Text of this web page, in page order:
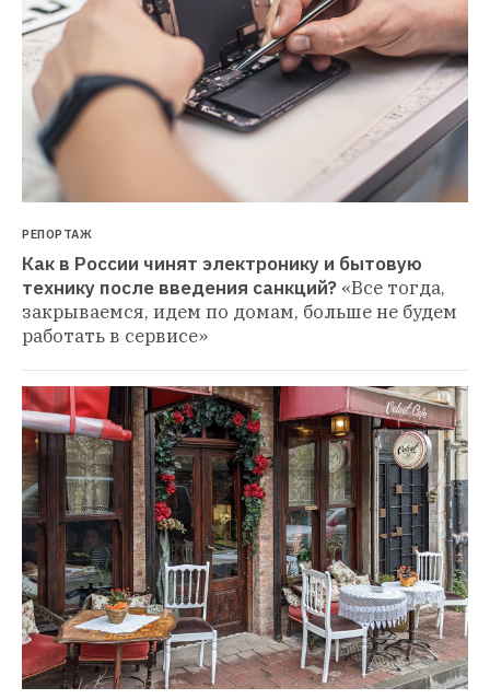
РЕПОРТАЖ
Как в России чинят электронику и бытовую
технику после введения санкций? «Все тогда,
закрываемся, идем по домам, больше не будем
работать в сервисе»